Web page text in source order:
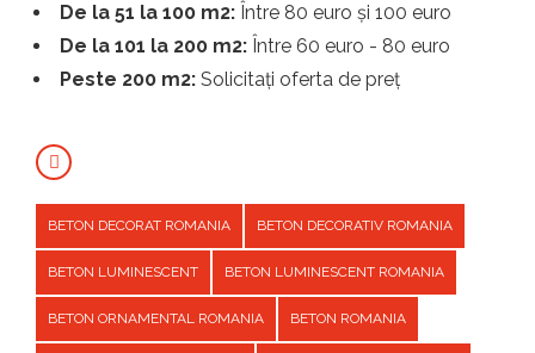
De la 51 la 100 m2: Între 80 euro și 100 euro
De la 101 la 200 m2: Între 60 euro - 80 euro
Peste 200 m2: Solicitați oferta de preț
BETON DECORAT ROMANIA BETON DECORATIV ROMANIA
BETON LUMINESCENT BETON LUMINESCENT ROMANIA
BETON ORNAMENTAL ROMANIA BETON ROMANIA